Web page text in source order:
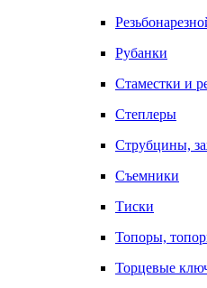
Рубанки
Стаместки и
Степлеры
Струбцины,
Съемники
Тиски
Топоры,
Торцевые